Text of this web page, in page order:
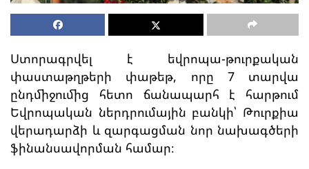
Ստորագրվել է եվրոպա-թուրքական
փաստաթղթերի փաթեթ, որը 7 տարվա
ընդմիջումից հետո ճանապարհ է հարթում
Եվրոպական ներդրումային բանկի՝ Թուրքիա
վերադարձի և զարգացման նոր նախագծերի
ֆինանսավորման համար։